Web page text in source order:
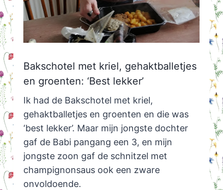
Bakschotel met kriel, gehaktballetjes
en groenten: ‘Best lekker’
Ik had de Bakschotel met kriel,
gehaktballetjes en groenten en die was
‘best lekker’. Maar mijn jongste dochter
gaf de Babi pangang een 3, en mijn
jongste zoon gaf de schnitzel met
champignonsaus ook een zware
onvoldoende.